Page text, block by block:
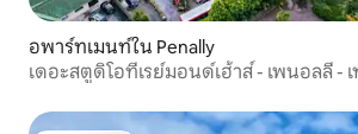
อพาร์ทเมนท์ใน Penally
เดอะสตูดิโอที่เรย์มอนด์เฮ้าส์ - เพนอลลี -